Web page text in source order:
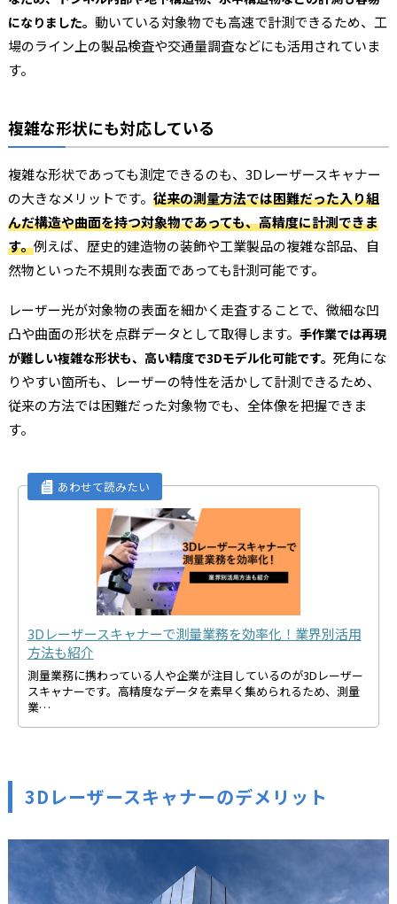
になりました。 動いている対象物でも高速で計測できるため、工
場のライン上の製品検査や交通量調査などにも活用されていま
す。
複雑な形状にも対応している
複雑な形状であっても測定できるのも、3Dレーザースキャナー
の大きなメリットです。 従来の測量方法では困難だった入り組
んだ構造や曲面を持つ対象物であっても、高精度に計測できま
す。例えば、歴史的建造物の装飾や工業製品の複雑な部品、自
然物といった不規則な表面であっても計測可能です。
レーザー光が対象物の表面を細かく走査することで、微細な凹
凸や曲面の形状を点群データとして取得します。 手作業では再現
が難しい複雑な形状も、高い精度で3Dモデル化可能です。 死角にな
りやすい箇所も、レーザーの特性を活かして計測できるため、
従来の方法では困難だった対象物でも、全体像を把握できま
す。
3Dレーザースキャナーで測量業務を効率化！業界別活用
方法も紹介
測量業務に携わっている人や企業が注目しているのが3Dレーザー
スキャナーです。高精度なデータを素早く集められるため、測量
業…
3Dレーザースキャナーのデメリット